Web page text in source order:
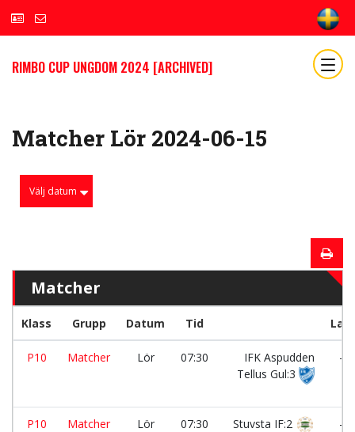
RIMBO CUP UNGDOM 2024 [ARCHIVED]
Matcher Lör 2024-06-15
Välj datum
Matcher
Klass Grupp Datum Tid Lag
P10 Matcher Lör 07:30
IFK Aspudden
Tellus Gul:3
-
P10 Matcher Lör 07:30 Stuvsta IF:2 -